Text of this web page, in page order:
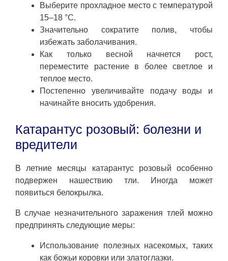
Выберите прохладное место с температурой
15–18 °C.
Значительно сократите полив, чтобы
избежать заболачивания.
Как только весной начнется рост,
переместите растение в более светлое и
теплое место.
Постепенно увеличивайте подачу воды и
начинайте вносить удобрения.
Катарантус розовый: болезни и
вредители
В летние месяцы катарантус розовый особенно
подвержен нашествию тли. Иногда может
появиться белокрылка.
В случае незначительного заражения тлей можно
предпринять следующие меры:
Использование полезных насекомых, таких
как божьи коровки или златоглазки.